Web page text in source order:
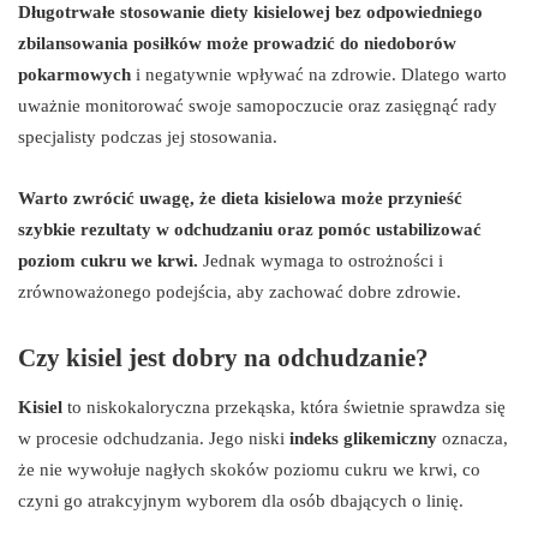
Długotrwałe stosowanie diety kisielowej bez odpowiedniego
zbilansowania posiłków może prowadzić do niedoborów
pokarmowych i negatywnie wpływać na zdrowie. Dlatego warto
uważnie monitorować swoje samopoczucie oraz zasięgnąć rady
specjalisty podczas jej stosowania.
Warto zwrócić uwagę, że dieta kisielowa może przynieść
szybkie rezultaty w odchudzaniu oraz pomóc ustabilizować
poziom cukru we krwi. Jednak wymaga to ostrożności i
zrównoważonego podejścia, aby zachować dobre zdrowie.
Czy kisiel jest dobry na odchudzanie?
Kisiel to niskokaloryczna przekąska, która świetnie sprawdza się
w procesie odchudzania. Jego niski indeks glikemiczny oznacza,
że nie wywołuje nagłych skoków poziomu cukru we krwi, co
czyni go atrakcyjnym wyborem dla osób dbających o linię.